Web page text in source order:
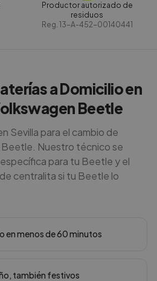
Productor autorizado de
residuos
Reg. 13-A-452-00140441
a Domicilio en
Beetle
Sevilla para el cambio de
Nuestro técnico se
para tu Beetle y el
centralita si tu Beetle lo
en menos de 60 minutos
también festivos